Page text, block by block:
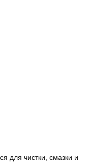
для чистки, смазки и